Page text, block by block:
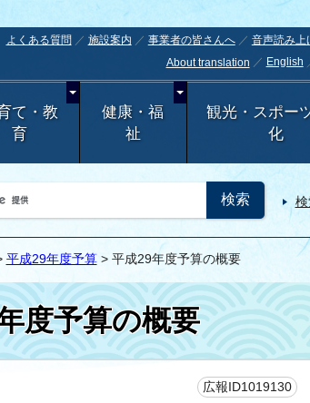
よくある質問 施設案内 事業者の皆さんへ 音声読み上
About translation
English
て・教
育
健康・福
祉
観光・スポー
化
平成29年度予算> 平成29年度予算の概要
度予算の概要
広報ID1019130